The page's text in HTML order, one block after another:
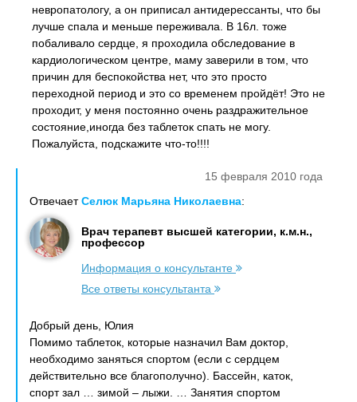
невропатологу, а он приписал антидерессанты, что бы
лучше спала и меньше переживала. В 16л. тоже
побаливало сердце, я проходила обследование в
кардиологическом центре, маму заверили в том, что
причин для беспокойства нет, что это просто
переходной период и это со временем пройдёт! Это не
проходит, у меня постоянно очень раздражительное
состояние,иногда без таблеток спать не могу.
Пожалуйста, подскажите что-то!!!!
15 февраля 2010 года
ОтвечаетСелюк Марьяна Николаевна:
Врач терапевт высшей категории, к.м.н.,
профессор
Информация о консультанте
Все ответы консультанта
Добрый день, Юлия
Помимо таблеток, которые назначил Вам доктор,
необходимо заняться спортом (если с сердцем
действительно все благополучно). Бассейн, каток,
спорт зал … зимой – лыжи. … Занятия спортом